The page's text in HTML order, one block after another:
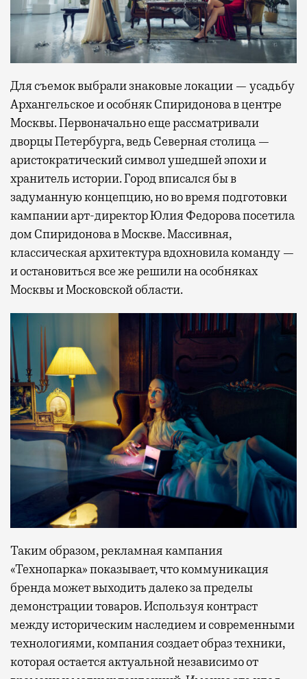
Для съемок выбрали знаковые локации — усадьбу
Архангельское и особняк Спиридонова в центре
Москвы. Первоначально еще рассматривали
дворцы Петербурга, ведь Северная столица —
аристократический символ ушедшей эпохи и
хранитель истории. Город вписался бы в
задуманную концепцию, но во время подготовки
кампании арт-директор Юлия Федорова посетила
дом Спиридонова в Москве. Массивная,
классическая архитектура вдохновила команду —
и остановиться все же решили на особняках
Москвы и Московской области.
Таким образом, рекламная кампания
«Технопарка» показывает, что коммуникация
бренда может выходить далеко за пределы
демонстрации товаров. Используя контраст
между историческим наследием и современными
технологиями, компания создает образ техники,
которая остается актуальной независимо от